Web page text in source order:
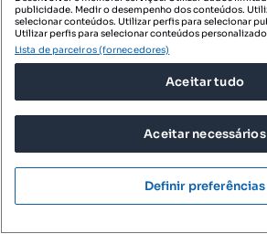
2 400 000 €
publicidade. Medir o desempenho dos conteúdos.
selecionar conteúdos. Utilizar perfis para selecionar
Utilizar perfis para selecionar conteúdos
Lista de parceiros (fornecedores)
Aceitar tudo
Aceitar necessários
Definir preferências